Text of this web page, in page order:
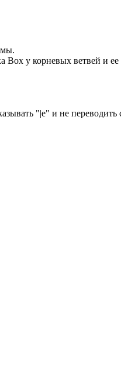
Box у корневых ветвей и
"|e" и не переводить